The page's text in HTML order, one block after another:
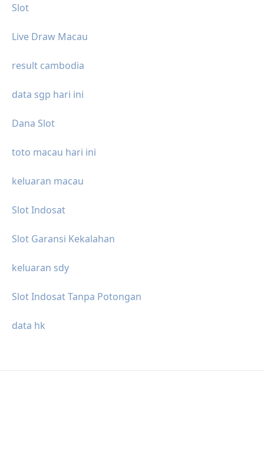
Slot
Live Draw Macau
result cambodia
data sgp hari ini
Dana Slot
toto macau hari ini
keluaran macau
Slot Indosat
Slot Garansi Kekalahan
keluaran sdy
Slot Indosat Tanpa Potongan
data hk